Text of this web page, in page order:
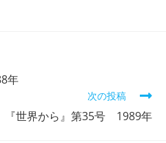
年
次の投稿
『世界から』第35号 1989年